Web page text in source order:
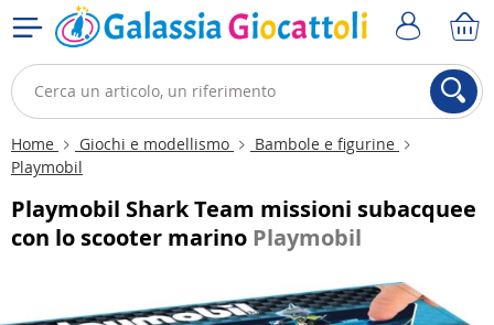
Home Giochi e modellismo
Bambole e figurine
Playmobil
Playmobil Shark Team missioni subacquee
con lo scooter marino Playmobil